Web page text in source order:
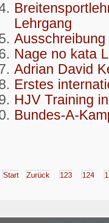
Lehrgang
Nage no kata
Adrian David
Erstes
HJV Training
Bundes-A-
Start Zurück 123 124